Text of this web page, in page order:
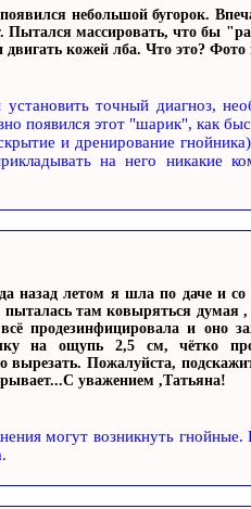
небольшой бугорок.
Пытался массировать, что бы
двигать кожей лба. Что это?
установить точный диагноз,
появился этот "шарик", как
и дренирование
на него никакие
назад летом я шла по даче и
пыталась там ковыряться думая
продезинфицировала и оно
на ощупь 2,5 см, чётко
Пожалуйста,
уважением ,Татьяна!
могут возникнуть